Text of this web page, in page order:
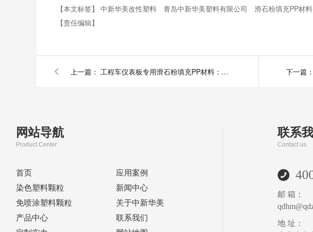
【本文标签】 中新华美改性塑料 青岛中新华美塑料有限公司
滑石粉填充PP材料
【责任编辑】
上一篇： 工程车仪表板专用滑石粉填充PP材料：性能与价值的双重赋能 下一篇：
网站导航
Product Center
首页
应用案例
染色塑料颗粒
新闻中心
免喷涂塑料颗粒
关于中新华美
产品中心
联系我们
联系
Contact us
邮 箱：
地 址：